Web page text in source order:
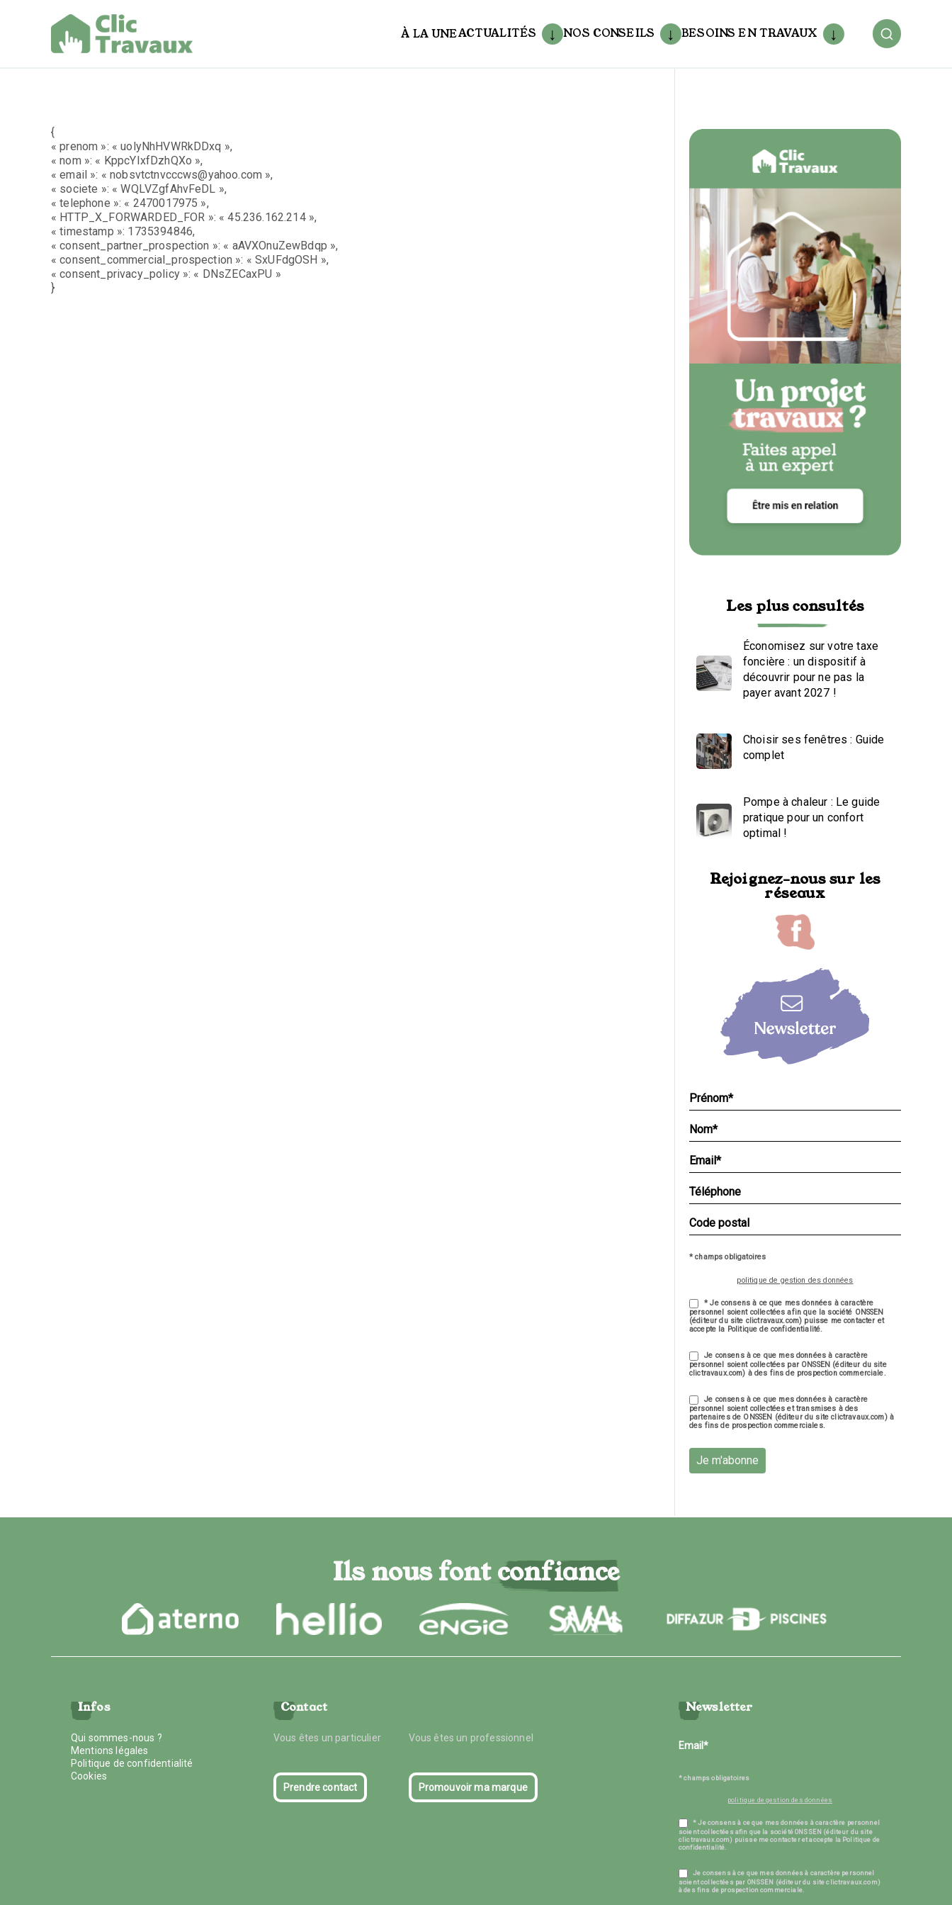
À LA UNEACTUALITÉS NOS CONSEILS BESOINS EN TRAVAUX
{
« prenom »: « uolyNhHVWRkDDxq »,
« nom »: « KppcYIxfDzhQXo »,
« email »: « nobsvtctnvcccws@yahoo.com »,
« societe »: « WQLVZgfAhvFeDL »,
« telephone »: « 2470017975 »,
« HTTP_X_FORWARDED_FOR »: « 45.236.162.214 »,
« timestamp »: 1735394846,
« consent_partner_prospection »: « aAVXOnuZewBdqp »,
« consent_commercial_prospection »: « SxUFdgOSH »,
« consent_privacy_policy »: « DNsZECaxPU »
}
Les plus consultés
Économisez sur votre taxe
foncière : un dispositif à
découvrir pour ne pas la
payer avant 2027 !
Choisir ses fenêtres : Guide
complet
Pompe à chaleur : Le guide
pratique pour un confort
optimal !
Rejoignez-nous sur les
réseaux
* champs obligatoires
politique de gestion des données
* Je consens à ce que mes données à caractère
personnel soient collectées afin que la société ONSSEN
(éditeur du site clictravaux.com) puisse me contacter et
accepte la Politique de confidentialité.
Je consens à ce que mes données à caractère
personnel soient collectées par ONSSEN (éditeur du site
clictravaux.com) à des fins de prospection commerciale.
Je consens à ce que mes données à caractère
personnel soient collectées et transmises à des
partenaires de ONSSEN (éditeur du site clictravaux.com) à
des fins de prospection commerciales.
Je m'abonne
Ils nous font confiance
Infos
Qui sommes-nous ?
Mentions légales
Politique de confidentialité
Cookies
Contact
Vous êtes un particulier Vous êtes un professionnel
Prendre contact Promouvoir ma marque
Newsletter
* champs obligatoires
politique de gestion des données
* Je consens à ce que mes données à caractère personnel
soient collectées afin que la société ONSSEN (éditeur du site
clictravaux.com) puisse me contacter et accepte la Politique de
confidentialité.
Je consens à ce que mes données à caractère personnel
soient collectées par ONSSEN (éditeur du site clictravaux.com)
à des fins de prospection commerciale.